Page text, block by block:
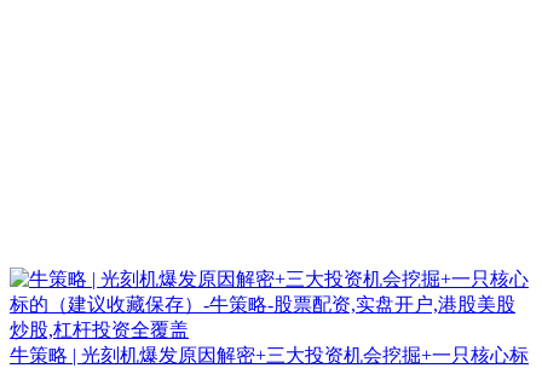
牛策略 | 光刻机爆发原因解密+三大投资机会挖掘+一只核心标